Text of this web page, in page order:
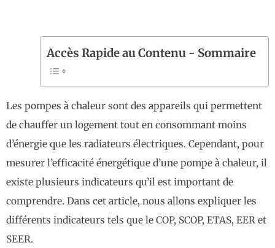
Accès Rapide au Contenu - Sommaire
Les pompes à chaleur sont des appareils qui permettent
de chauffer un logement tout en consommant moins
d’énergie que les radiateurs électriques. Cependant, pour
mesurer l’efficacité énergétique d’une pompe à chaleur, il
existe plusieurs indicateurs qu’il est important de
comprendre. Dans cet article, nous allons expliquer les
différents indicateurs tels que le COP, SCOP, ETAS, EER et
SEER.